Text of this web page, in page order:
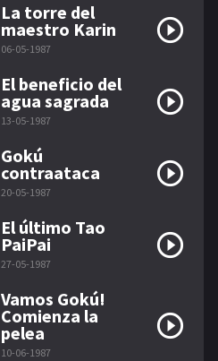
La torre del
maestro Karin
06-05-1987
El beneficio del
agua sagrada
13-05-1987
Gokú
contraataca
20-05-1987
El último Tao
PaiPai
27-05-1987
Vamos Gokú!
Comienza la
pelea
10-06-1987